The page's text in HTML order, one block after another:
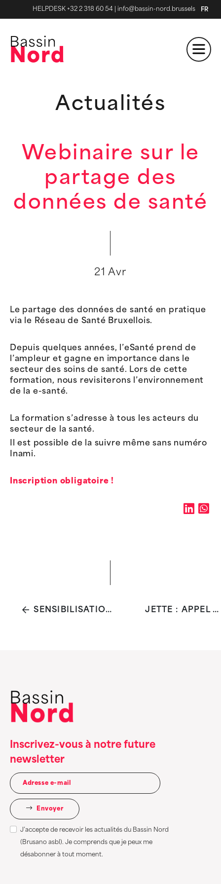
HELPDESK +32 2 318 60 54 info@bassin-nord.brussels FR
Actualités
Webinaire sur le
partage des
données de santé
21 Avr
Le partage des données de santé en pratique
via le Réseau de Santé Bruxellois.
Depuis quelques années, l’eSanté prend de
l’ampleur et gagne en importance dans le
secteur des soins de santé. Lors de cette
formation, nous revisiterons l’environnement
de la e-santé.
La formation s’adresse à tous les acteurs du
secteur de la santé.
Il est possible de la suivre même sans numéro
Inami.
Inscription obligatoire !
SENSIBILISATION À LA PRÉVENTION DES CHUTES JETTE : APPEL À PROJETS
Inscrivez-vous à notre future
newsletter
Envoyer
J’accepte de recevoir les actualités du Bassin Nord
(Brusano asbl). Je comprends que je peux me
désabonner à tout moment.